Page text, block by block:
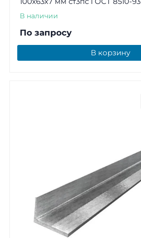
В наличии
По запросу
В корзину